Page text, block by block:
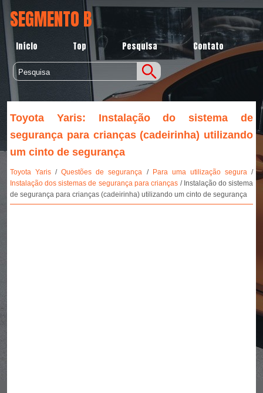
SEGMENTO B
Início Top Pesquisa Contato
Toyota Yaris: Instalação do sistema de
segurança para crianças (cadeirinha) utilizando
um cinto de segurança
Toyota Yaris/Questões de segurança / Para uma utilização segura /
Instalação dos sistemas de segurança para crianças / Instalação do sistema
de segurança para crianças (cadeirinha) utilizando um cinto de segurança